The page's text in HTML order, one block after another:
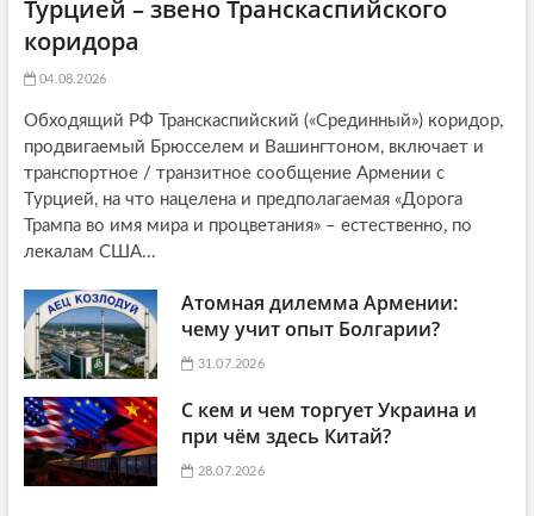
Турцией – звено Транскаспийского
коридора
04.08.2026
Обходящий РФ Транскаспийский («Срединный») коридор,
продвигаемый Брюсселем и Вашингтоном, включает и
транспортное / транзитное сообщение Армении с
Турцией, на что нацелена и предполагаемая «Дорога
Трампа во имя мира и процветания» – естественно, по
лекалам США...
Атомная дилемма Армении:
чему учит опыт Болгарии?
31.07.2026
С кем и чем торгует Украина и
при чём здесь Китай?
28.07.2026